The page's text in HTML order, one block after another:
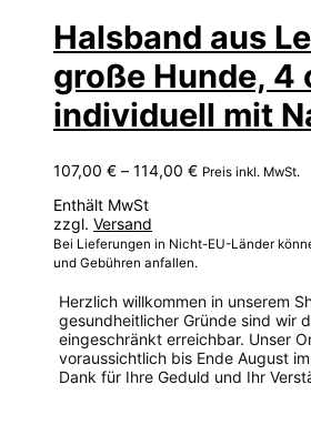
Halsband aus
große Hunde, 4
individuell mit
107,00 € – 114,00 €Preisspanne:
Preis inkl. MwSt.
Enthält MwSt
zzgl. Versand
Bei Lieferungen in Nicht-EU-Länder
und Gebühren anfallen.
Herzlich willkommen in unserem
gesundheitlicher Gründe sind wir
eingeschränkt erreichbar. Unser
voraussichtlich bis Ende August
Dank für Ihre Geduld und Ihr